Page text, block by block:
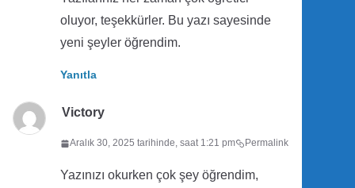
oluyor, teşekkürler. Bu yazı sayesinde
yeni şeyler öğrendim.
Yanıtla
Victory
Aralık 30, 2025 tarihinde, saat 1:21 pm Permalink
Yazınızı okurken çok şey öğrendim,